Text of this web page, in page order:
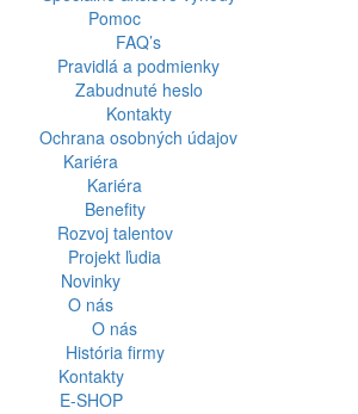
Pomoc
FAQ’s
Pravidlá a podmienky
Zabudnuté heslo
Kontakty
Ochrana osobných údajov
Kariéra
Kariéra
Benefity
Rozvoj talentov
Projekt ľudia
Novinky
O nás
O nás
História firmy
Kontakty
E-SHOP